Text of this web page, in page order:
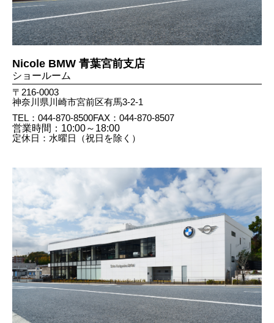
Nicole BMW 青葉宮前支店
ショールーム
〒216-0003
神奈川県川崎市宮前区有馬3-2-1
TEL：044-870-8500FAX：044​-870​-8507
営業時間：10:00～18:00
定休日：水曜日（祝日を除く）